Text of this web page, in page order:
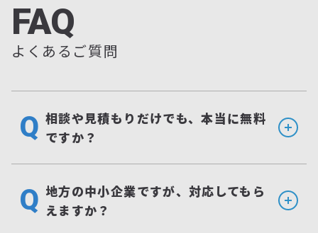
FAQ
よくあるご質問
相談や見積もりだけでも、本当に無料
ですか？
初回のご相談から、貴社の状況をヒアリ
ングしたうえでの調査計画・お見積もり
地方の中小企業ですが、対応してもら
えますか？